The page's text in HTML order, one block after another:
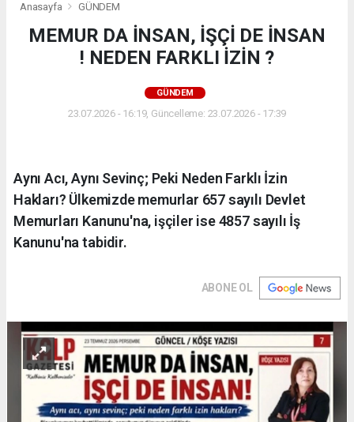
Anasayfa GÜNDEM
MEMUR DA İNSAN, İŞÇİ DE İNSAN
! NEDEN FARKLI İZİN ?
GÜNDEM
23.07.2026 - 16:19, Güncelleme: 23.07.2026 - 17:39
Aynı Acı, Aynı Sevinç; Peki Neden Farklı İzin
Hakları? Ülkemizde memurlar 657 sayılı Devlet
Memurları Kanunu'na, işçiler ise 4857 sayılı İş
Kanunu'na tabidir.
ABONE OL